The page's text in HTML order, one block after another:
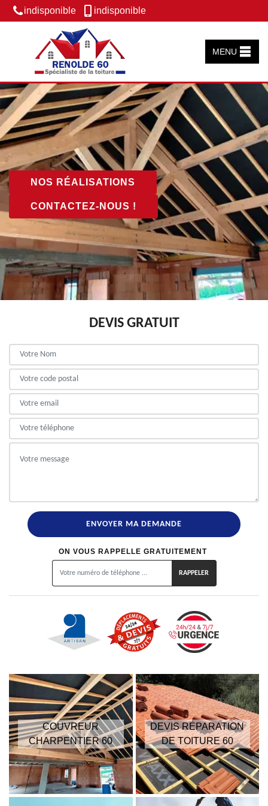
indisponible indisponible
MENU
NOS RÉALISATIONS
CONTACTEZ-NOUS !
DEVIS GRATUIT
ON VOUS RAPPELLE GRATUITEMENT
COUVREUR
CHARPENTIER 60
DEVIS RÉPARATION
DE TOITURE 60